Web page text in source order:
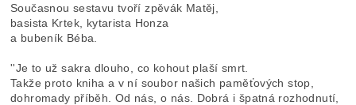
Současnou sestavu tvoří zpěvák Matěj,
basista Krtek, kytarista Honza
a bubeník Béba.
''Je to už sakra dlouho, co kohout plaší smrt.
Takže proto kniha a v ní soubor našich paměťových stop,
dohromady příběh. Od nás, o nás. Dobrá i špatná rozhodnutí,